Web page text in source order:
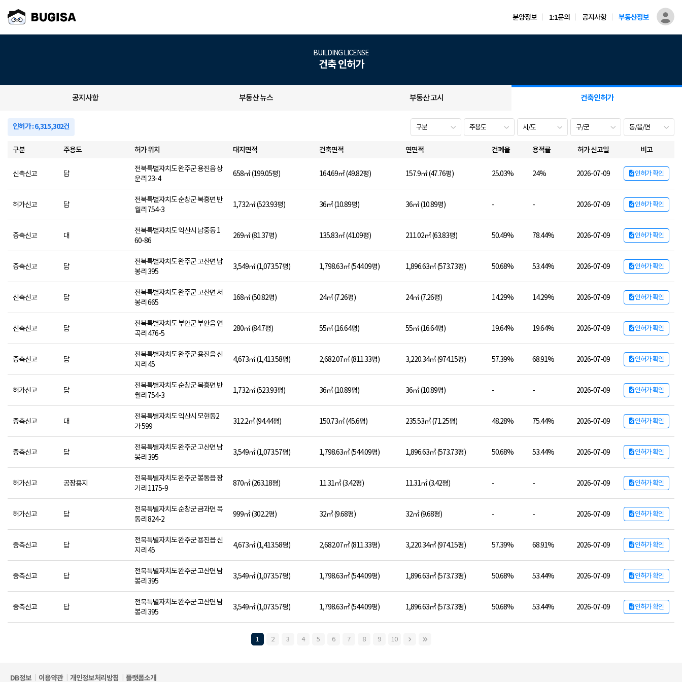
분양정보 1:1문의 공지사항 부동산정보
BUILDING LICENSE
건축 인허가
공지사항 부동산 뉴스 부동산 고시 건축인허가
인허가:6,315,302건
구분 주용도 허가 위치 대지면적 건축면적 연면적 건폐율 용적률 허가 신고일 비고
신축신고 답
전북특별자치도 완주군 용진읍 상
운리 23-4
658㎡ (199.05평) 164.69㎡ (49.82평) 157.9㎡ (47.76평) 25.03% 24% 2026-07-09 인허가 확인
허가신고 답
전북특별자치도 순창군 복흥면 반
월리 754-3
1,732㎡ (523.93평) 36㎡ (10.89평) 36㎡ (10.89평) - - 2026-07-09 인허가 확인
증축신고 대
전북특별자치도 익산시 남중동 1
60-86
269㎡ (81.37평) 135.83㎡ (41.09평) 211.02㎡ (63.83평) 50.49% 78.44% 2026-07-09 인허가 확인
증축신고 답
전북특별자치도 완주군 고산면 남
봉리 395
3,549㎡ (1,073.57평) 1,798.63㎡ (544.09평) 1,896.63㎡ (573.73평) 50.68% 53.44% 2026-07-09 인허가 확인
신축신고 답
전북특별자치도 완주군 고산면 서
봉리 665
168㎡ (50.82평) 24㎡ (7.26평) 24㎡ (7.26평) 14.29% 14.29% 2026-07-09 인허가 확인
신축신고 답
전북특별자치도 부안군 부안읍 연
곡리 476-5
280㎡ (84.7평) 55㎡ (16.64평) 55㎡ (16.64평) 19.64% 19.64% 2026-07-09 인허가 확인
증축신고 답
전북특별자치도 완주군 용진읍 신
지리 45
4,673㎡ (1,413.58평) 2,682.07㎡ (811.33평) 3,220.34㎡ (974.15평) 57.39% 68.91% 2026-07-09 인허가 확인
허가신고 답
전북특별자치도 순창군 복흥면 반
월리 754-3
1,732㎡ (523.93평) 36㎡ (10.89평) 36㎡ (10.89평) - - 2026-07-09 인허가 확인
증축신고 대
전북특별자치도 익산시 모현동2
가 599
312.2㎡ (94.44평) 150.73㎡ (45.6평) 235.53㎡ (71.25평) 48.28% 75.44% 2026-07-09 인허가 확인
증축신고 답
전북특별자치도 완주군 고산면 남
봉리 395
3,549㎡ (1,073.57평) 1,798.63㎡ (544.09평) 1,896.63㎡ (573.73평) 50.68% 53.44% 2026-07-09 인허가 확인
허가신고 공장용지
전북특별자치도 완주군 봉동읍 장
기리 1175-9
870㎡ (263.18평) 11.31㎡ (3.42평) 11.31㎡ (3.42평) - - 2026-07-09 인허가 확인
허가신고 답
전북특별자치도 순창군 금과면 목
동리 824-2
999㎡ (302.2평) 32㎡ (9.68평) 32㎡ (9.68평) - - 2026-07-09 인허가 확인
증축신고 답
전북특별자치도 완주군 용진읍 신
지리 45
4,673㎡ (1,413.58평) 2,682.07㎡ (811.33평) 3,220.34㎡ (974.15평) 57.39% 68.91% 2026-07-09 인허가 확인
증축신고 답
전북특별자치도 완주군 고산면 남
봉리 395
3,549㎡ (1,073.57평) 1,798.63㎡ (544.09평) 1,896.63㎡ (573.73평) 50.68% 53.44% 2026-07-09 인허가 확인
증축신고 답
전북특별자치도 완주군 고산면 남
봉리 395
3,549㎡ (1,073.57평) 1,798.63㎡ (544.09평) 1,896.63㎡ (573.73평) 50.68% 53.44% 2026-07-09 인허가 확인
1 2 3 4 5 6 7 8 9 10
DB정보 이용약관 개인정보처리방침 플랫폼소개